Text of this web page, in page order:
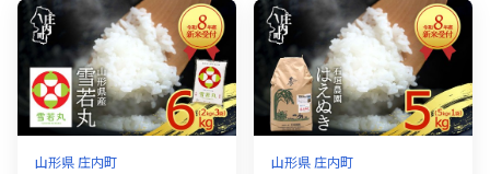
山形県 庄内町 山形県 庄内町